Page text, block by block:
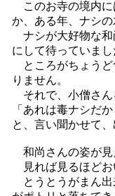
このお寺の境内に
か、ある年、ナシの
ナシが大好物な和
にして待っていまし
ところがちょうど
りません。
それで、小僧さん
「あれは毒ナシだ
と、言い聞かせて、
和尚さんの姿が見
見れば見るほどお
とうとうがまん出